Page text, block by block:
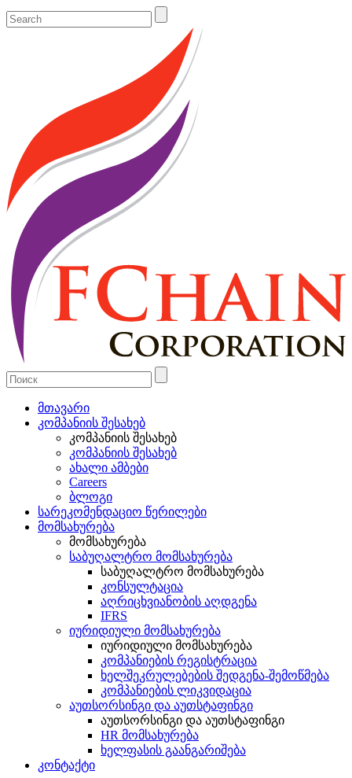
მთავარი
კომპანიის შესახებ
კომპანიის შესახებ
კომპანიის შესახებ
ახალი ამბები
Careers
ბლოგი
სარეკომენდაციო წერილები
მომსახურება
მომსახურება
საბუღალტრო მომსახურება
საბუღალტრო მომსახურება
კონსულტაცია
აღრიცხვიანობის აღდგენა
IFRS
იურიდიული მომსახურება
იურიდიული მომსახურება
კომპანიების რეგისტრაცია
ხელშეკრულებების შედგენა-შემოწმება
კომპანიების ლიკვიდაცია
აუთსორსინგი და აუთსტაფინგი
აუთსორსინგი და აუთსტაფინგი
HR მომსახურება
ხელფასის გაანგარიშება
კონტაქტი